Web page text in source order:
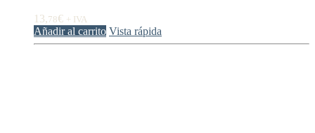
13,78€ + IVA
Añadir al carrito Vista rápida